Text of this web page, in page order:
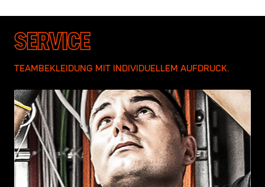
SERVICE
TEAMBEKLEIDUNG MIT INDIVIDUELLEM AUFDRUCK.